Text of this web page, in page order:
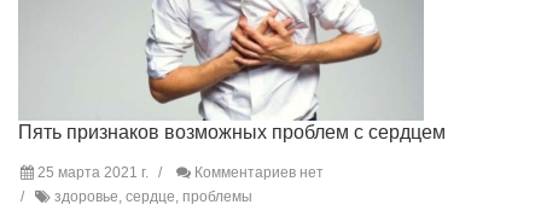
Пять признаков возможных проблем с сердцем
25 марта 2021 г.
Комментариев нет
здоровье, сердце, проблемы